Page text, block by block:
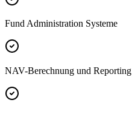
Fund Administration Systeme
NAV-Berechnung und Reporting